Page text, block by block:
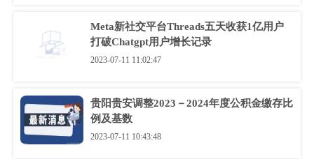
Meta新社交平台Threads五天收获1亿用户
打破Chatgpt用户增长记录
2023-07-11 11:02:47
贵阳贵安调整2023－2024年度公积金缴存比
例及基数
2023-07-11 10:43:48